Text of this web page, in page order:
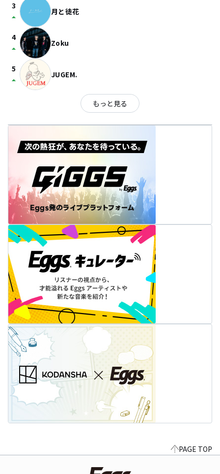
3
arrow_drop_up 月と徒花
4
arrow_drop_up Zoku
5
arrow_drop_up JUGEM.
もっと見る
PAGE TOP